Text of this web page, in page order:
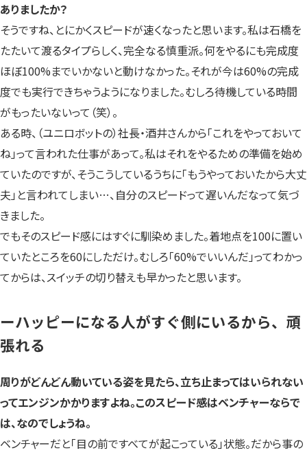
ありましたか？
そうですね、とにかくスピードが速くなったと思います。私は石橋を
たたいて渡るタイプらしく、完全なる慎重派。何をやるにも完成度
ほぼ100%までいかないと動けなかった。それが今は60%の完成
度でも実行できちゃうようになりました。むしろ待機している時間
がもったいないって（笑）。
ある時、（ユニロボットの）社長・酒井さんから「これをやっておいて
ね」って言われた仕事があって。私はそれをやるための準備を始め
ていたのですが、そうこうしているうちに「もうやっておいたから大丈
夫」と言われてしまい…、自分のスピードって遅いんだなって気づ
きました。
でもそのスピード感にはすぐに馴染めました。着地点を100に置い
ていたところを60にしただけ。むしろ「60%でいいんだ」ってわかっ
てからは、スイッチの切り替えも早かったと思います。
ーハッピーになる人がすぐ側にいるから、頑
張れる
周りがどんどん動いている姿を見たら、立ち止まってはいられない
ってエンジンかかりますよね。このスピード感はベンチャーならで
は、なのでしょうね。
ベンチャーだと「目の前ですべてが起こっている」状態。だから事の